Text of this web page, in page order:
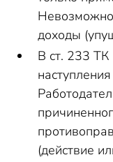
доходы
В ст. 233
(действие